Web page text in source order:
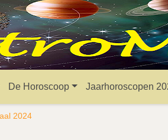
De Horoscoop Jaarhoroscopen
2024